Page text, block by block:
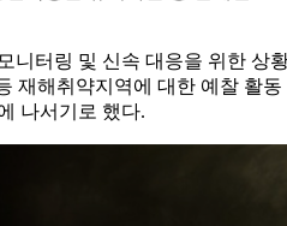
터링 및 신속 대응을 위한 상
재해취약지역에 대한 예찰
나서기로 했다.